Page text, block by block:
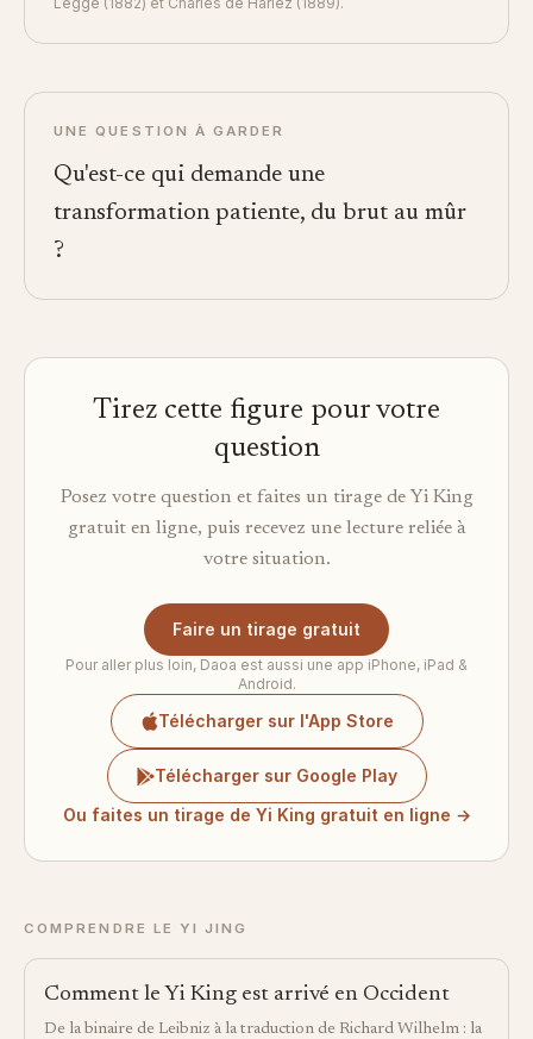
UNE QUESTION À GARDER
Qu'est-ce qui demande une
transformation patiente, du brut au mûr
?
Tirez cette figure pour votre
question
Posez votre question et faites un tirage de Yi King
gratuit en ligne, puis recevez une lecture reliée à
votre situation.
Faire un tirage gratuit
Pour aller plus loin, Daoa est aussi une app iPhone, iPad &
Android.
Télécharger sur l'App Store
Télécharger sur Google Play
Ou faites un tirage de Yi King gratuit en ligne →
COMPRENDRE LE YI JING
Comment le Yi King est arrivé en Occident
De la binaire de Leibniz à la traduction de Richard Wilhelm : la